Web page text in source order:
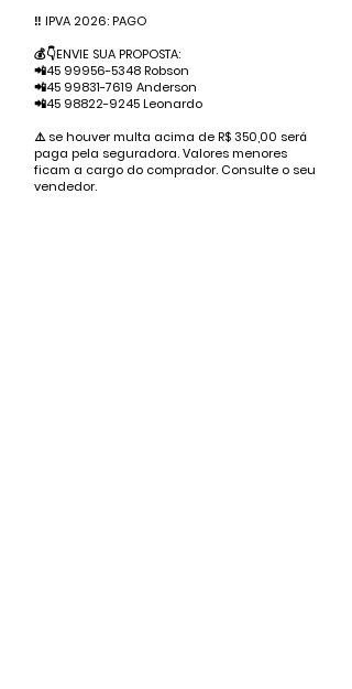
‼️ IPVA 2026: PAGO
💰👇ENVIE SUA PROPOSTA:
📲45 99956-5348Robson
📲45 99831-7619 Anderson
📲45 98822-9245Leonardo
⚠️ se houver multa acima de R$ 350,00 será
paga pela seguradora. Valores menores
ficam a cargo do comprador. Consulte o seu
vendedor.